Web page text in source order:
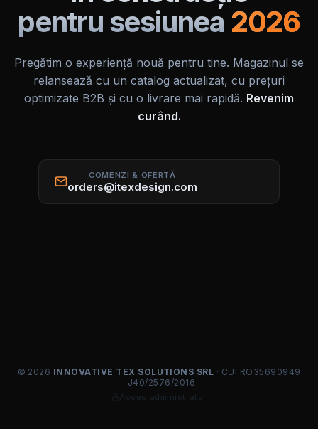
pentru sesiunea 2026
Pregătim o experiență nouă pentru tine. Magazinul se
relansează cu un catalog actualizat, cu prețuri
optimizate B2B și cu o livrare mai rapidă. Revenim
curând.
COMENZI & OFERTĂ
orders@itexdesign.com
© 2026 INNOVATIVE TEX SOLUTIONS SRL · CUI RO35690949
· J40/2576/2016
Acces administrator